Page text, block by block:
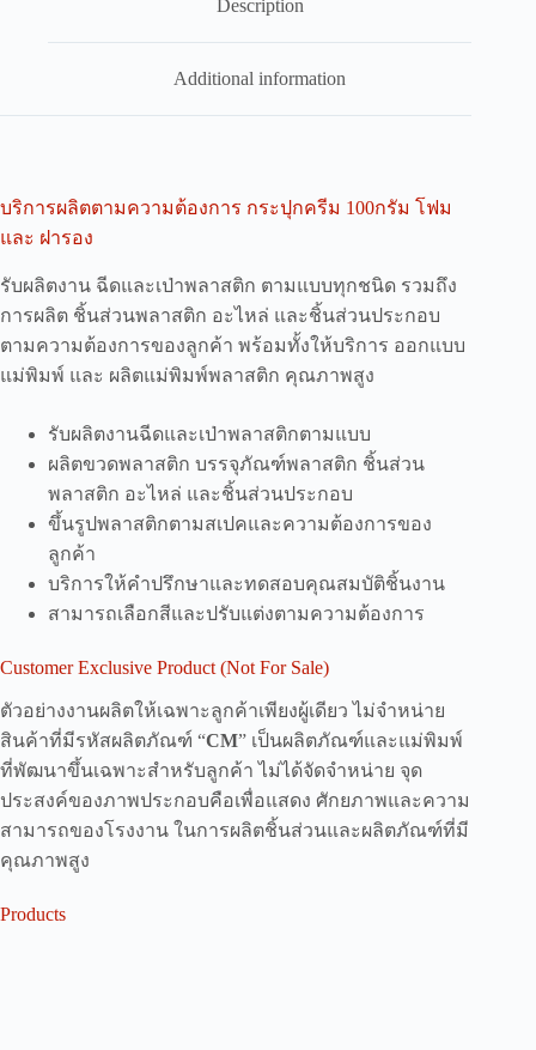
Description
Additional information
บริการผลิตตามความต้องการ กระปุกครีม 100กรัม โฟม
และ ฝารอง
รับผลิตงาน ฉีดและเป่าพลาสติก ตามแบบทุกชนิด รวมถึง
การผลิต ชิ้นส่วนพลาสติก อะไหล่ และชิ้นส่วนประกอบ
ตามความต้องการของลูกค้า พร้อมทั้งให้บริการ ออกแบบ
แม่พิมพ์ และ ผลิตแม่พิมพ์พลาสติก คุณภาพสูง
รับผลิตงานฉีดและเป่าพลาสติกตามแบบ
ผลิตขวดพลาสติก บรรจุภัณฑ์พลาสติก ชิ้นส่วน
พลาสติก อะไหล่ และชิ้นส่วนประกอบ
ขึ้นรูปพลาสติกตามสเปคและความต้องการของ
ลูกค้า
บริการให้คำปรึกษาและทดสอบคุณสมบัติชิ้นงาน
สามารถเลือกสีและปรับแต่งตามความต้องการ
Customer Exclusive Product (Not For Sale)
ตัวอย่างงานผลิตให้เฉพาะลูกค้าเพียงผู้เดียว ไม่จำหน่าย
สินค้าที่มีรหัสผลิตภัณฑ์ “CM” เป็นผลิตภัณฑ์และแม่พิมพ์
ที่พัฒนาขึ้นเฉพาะสำหรับลูกค้า ไม่ได้จัดจำหน่าย จุด
ประสงค์ของภาพประกอบคือเพื่อแสดง ศักยภาพและความ
สามารถของโรงงาน ในการผลิตชิ้นส่วนและผลิตภัณฑ์ที่มี
คุณภาพสูง
Products